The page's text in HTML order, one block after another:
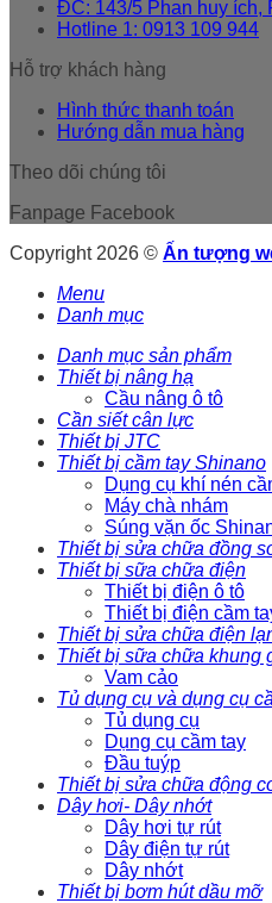
ĐC: 143/5 Phan huy ích,
Hotline 1: 0913 109 944
Hỗ trợ khách hàng
Hình thức thanh toán
Hướng dẫn mua hàng
Theo dõi chúng tôi
Fanpage Facebook
Copyright 2026 © Ấn tượng
Menu
Danh mục
Danh mục sản phẩm
Thiết bị nâng hạ
Cầu nâng ô tô
Cần siết cân lực
Thiết bị JTC
Thiết bị cầm tay Shinano
Dụng cụ khí nén
Máy chà nhám
Súng vặn ốc
Thiết bị sửa chữa đồng
Thiết bị sữa chữa điện
Thiết bị điện ô tô
Thiết bị điện cầm
Thiết bị sửa chữa điện
Thiết bị sữa chữa khung
Vam cảo
Tủ dụng cụ và dụng cụ
Tủ dụng cụ
Dụng cụ cầm tay
Đầu tuýp
Thiết bị sửa chữa động
Dây hơi- Dây nhớt
Dây hơi tự rút
Dây điện tự rút
Dây nhớt
Thiết bị bơm hút dầu mỡ